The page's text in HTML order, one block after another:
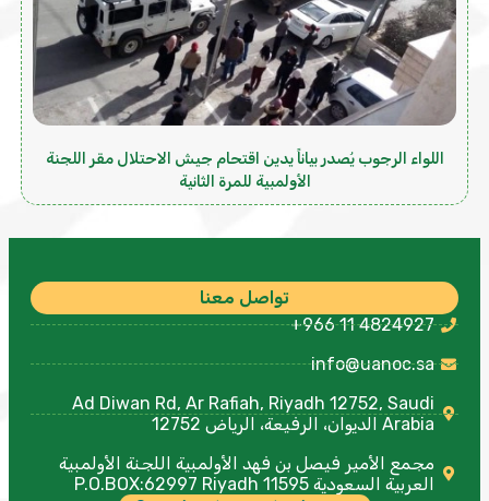
اللواء الرجوب يُصدر بياناً يدين اقتحام جيش الاحتلال مقر اللجنة
الأولمبية للمرة الثانية
تواصل معنا
+966 11 4824927
info@uanoc.sa
Ad Diwan Rd, Ar Rafiah, Riyadh 12752, Saudi
Arabia الديوان، الرفيعة، الرياض 12752
مجمع الأمير فيصل بن فهد الأولمبية اللجنة الأولمبية
العربية السعودية P.O.BOX:62997 Riyadh 11595